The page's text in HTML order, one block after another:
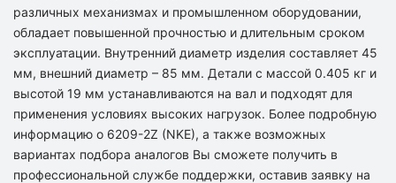
различных механизмах и промышленном оборудовании,
обладает повышенной прочностью и длительным сроком
эксплуатации. Внутренний диаметр изделия составляет 45
мм, внешний диаметр – 85 мм. Детали с массой 0.405 кг и
высотой 19 мм устанавливаются на вал и подходят для
применения условиях высоких нагрузок. Более подробную
информацию о 6209-2Z (NKE), а также возможных
вариантах подбора аналогов Вы сможете получить в
профессиональной службе поддержки, оставив заявку на